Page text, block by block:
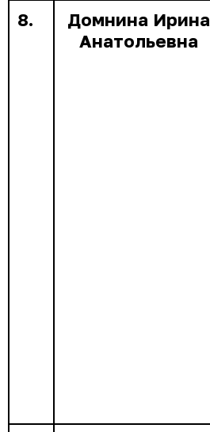
8.
Домнина Ирина
Анатольевна